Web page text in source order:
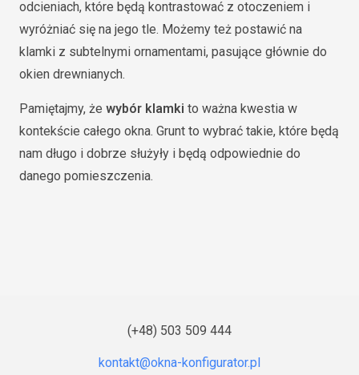
odcieniach, które będą kontrastować z otoczeniem i
wyróżniać się na jego tle. Możemy też postawić na
klamki z subtelnymi ornamentami, pasujące głównie do
okien drewnianych.
Pamiętajmy, że wybór klamki to ważna kwestia w
kontekście całego okna. Grunt to wybrać takie, które będą
nam długo i dobrze służyły i będą odpowiednie do
danego pomieszczenia.
(+48) 503 509 444